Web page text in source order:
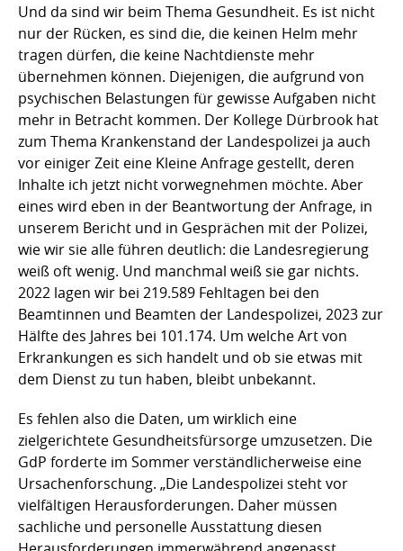
Und da sind wir beim Thema Gesundheit. Es ist nicht
nur der Rücken, es sind die, die keinen Helm mehr
tragen dürfen, die keine Nachtdienste mehr
übernehmen können. Diejenigen, die aufgrund von
psychischen Belastungen für gewisse Aufgaben nicht
mehr in Betracht kommen. Der Kollege Dürbrook hat
zum Thema Krankenstand der Landespolizei ja auch
vor einiger Zeit eine Kleine Anfrage gestellt, deren
Inhalte ich jetzt nicht vorwegnehmen möchte. Aber
eines wird eben in der Beantwortung der Anfrage, in
unserem Bericht und in Gesprächen mit der Polizei,
wie wir sie alle führen deutlich: die Landesregierung
weiß oft wenig. Und manchmal weiß sie gar nichts.
2022 lagen wir bei 219.589 Fehltagen bei den
Beamtinnen und Beamten der Landespolizei, 2023 zur
Hälfte des Jahres bei 101.174. Um welche Art von
Erkrankungen es sich handelt und ob sie etwas mit
dem Dienst zu tun haben, bleibt unbekannt.
Es fehlen also die Daten, um wirklich eine
zielgerichtete Gesundheitsfürsorge umzusetzen. Die
GdP forderte im Sommer verständlicherweise eine
Ursachenforschung. „Die Landespolizei steht vor
vielfältigen Herausforderungen. Daher müssen
sachliche und personelle Ausstattung diesen